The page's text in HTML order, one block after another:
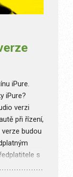
iPure.
iPure?
verzi
při řízení,
budou
s